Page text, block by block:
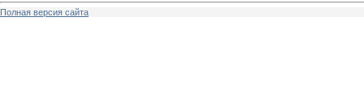
Полная версия сайта